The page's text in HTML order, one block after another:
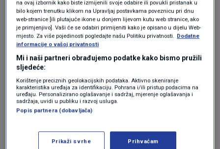
pokušao pobjeći motociklom, a u osobnom
vozilu su se nalazili 48-godišnjak i 19-
godišnjak. Nakon kriminalističkog istraživanja i
privođenja 44-godišnjaku i 48-godišnjaku je
određen istražni zatvor.
Zaustavili ih zbog droge: Priveden
trojac povezan s pronalaskom tijela
VIJESTI|23. tra.
na ovaj izbornik kako biste izmijenili svoje odabire ili povukli pristanak u
bilo kojem trenutku klikom na Upravljaj postavkama poveznicu pri dnu
web-stranice [ili plutajuće ikone u donjem lijevom kutu web stranice, ako
je primjenjivo]. Vaši će se odabiri primijeniti kako je opisano u dijelu Web-
mjesto. Za više pojedinosti pogledajte našu Politiku privatnosti. Dodatne
informacije o vašoj privatnosti
Mi i naši partneri obrađujemo podatke kako bismo pružili
sljedeće:
Korištenje preciznih geolokacijskih podataka. Aktivno skeniranje
karakteristika uređaja za identifikaciju. Pohrana i/ili pristup podacima na
uređaju. Personalizirano oglašavanje i sadržaj, mjerenje oglašavanja i
sadržaja, uvidi u publiku i razvoj usluga.
Popis partnera (dobavljača)
Prikaži svrhe Prihvaćam